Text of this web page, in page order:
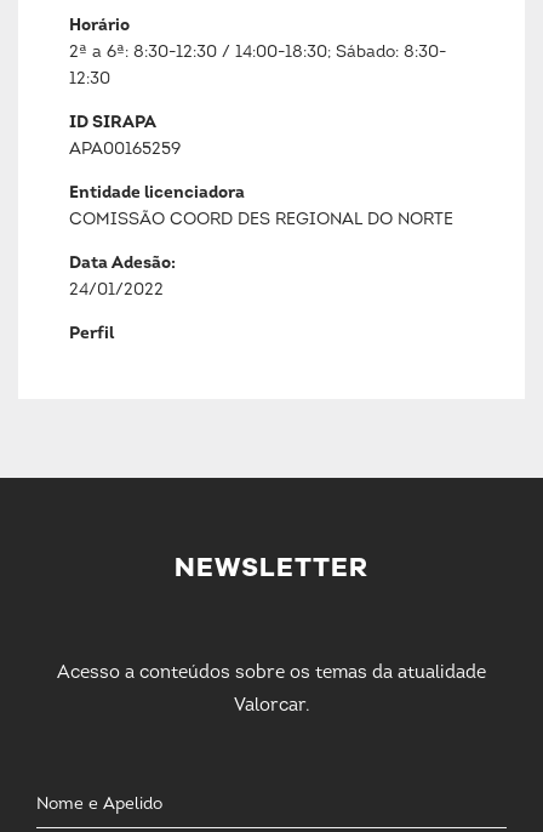
Horário
2ª a 6ª: 8:30-12:30 / 14:00-18:30; Sábado: 8:30-
12:30
ID SIRAPA
APA00165259
Entidade licenciadora
COMISSÃO COORD DES REGIONAL DO NORTE
Data Adesão:
24/01/2022
Perfil
NEWSLETTER
Acesso a conteúdos sobre os temas da atualidade
Valorcar.